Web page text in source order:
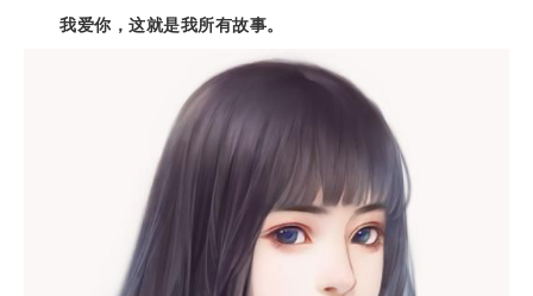
我爱你，这就是我所有故事。